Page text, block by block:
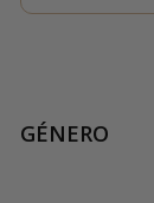
GÉNERO